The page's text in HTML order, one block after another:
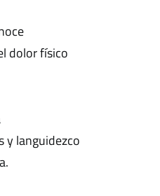
dolor físico
y languidezco